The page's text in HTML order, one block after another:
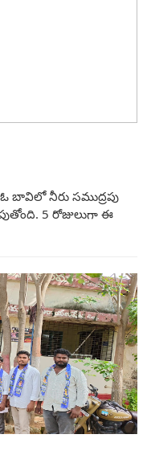
బావిలో నీరు సముద్రపు
5 రోజులుగా ఈ